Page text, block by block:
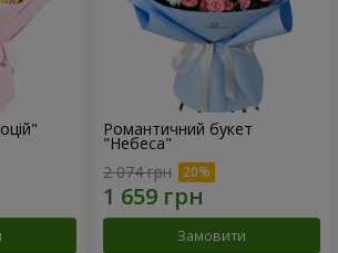
Романтичний букет
"Небеса"
2 074 грн
Замовити